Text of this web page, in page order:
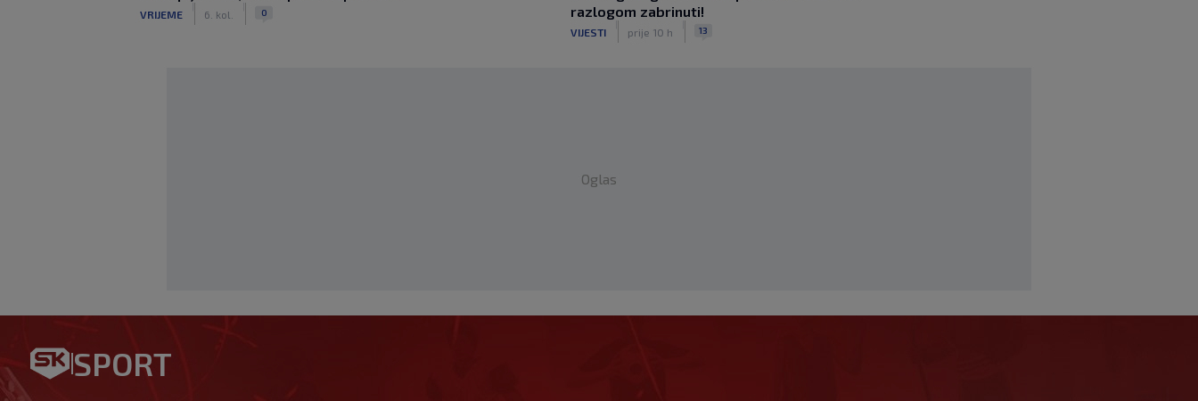
VRIJEME 6. kol. 0
razlogom zabrinuti!
VIJESTI prije 10 h 13
Oglas
SPORT
možeš prevariti. Sam sam svoj gazda, radit ću po
svom